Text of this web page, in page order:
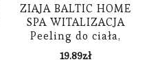
ZIAJA BALTIC HOME
SPA WITALIZACJA
Peeling do ciała,
300ml
19.89zł